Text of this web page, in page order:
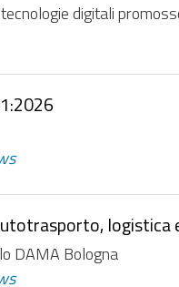
digitali
logistica
DAMA Bologna